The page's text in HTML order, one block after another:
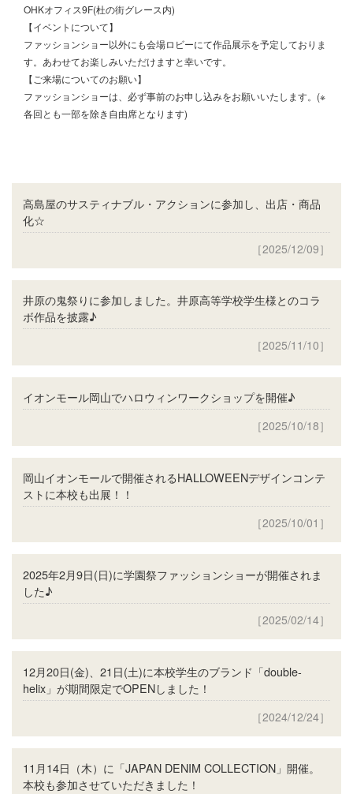
OHKオフィス9F(杜の街グレース内)
【イベントについて】
ファッションショー以外にも会場ロビーにて作品展示を予定しておりま
す。あわせてお楽しみいただけますと幸いです。
【ご来場についてのお願い】
ファッションショーは、必ず事前のお申し込みをお願いいたします。(※
各回とも一部を除き自由席となります)
高島屋のサスティナブル・アクションに参加し、出店・商品
化☆
［2025/12/09］
井原の鬼祭りに参加しました。井原高等学校学生様とのコラ
ボ作品を披露♪
［2025/11/10］
イオンモール岡山でハロウィンワークショップを開催♪
［2025/10/18］
岡山イオンモールで開催されるHALLOWEENデザインコンテ
ストに本校も出展！！
［2025/10/01］
2025年2月9日(日)に学園祭ファッションショーが開催されま
した♪
［2025/02/14］
12月20日(金)、21日(土)に本校学生のブランド「double-
helix」が期間限定でOPENしました！
［2024/12/24］
11月14日（木）に「JAPAN DENIM COLLECTION」開催。
本校も参加させていただきました！